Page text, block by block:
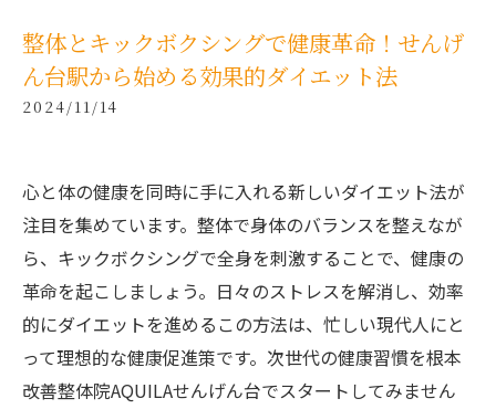
整体とキックボクシングで健康革命！せんげ
ん台駅から始める効果的ダイエット法
2024/11/14
心と体の健康を同時に手に入れる新しいダイエット法が
注目を集めています。整体で身体のバランスを整えなが
ら、キックボクシングで全身を刺激することで、健康の
革命を起こしましょう。日々のストレスを解消し、効率
的にダイエットを進めるこの方法は、忙しい現代人にと
って理想的な健康促進策です。次世代の健康習慣を根本
改善整体院AQUILAせんげん台でスタートしてみません